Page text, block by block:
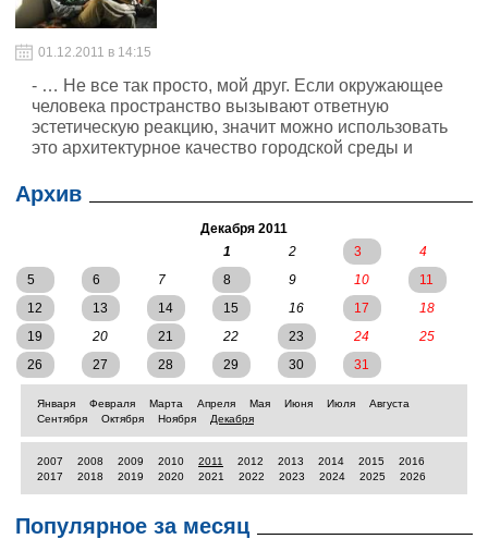
01.12.2011 в 14:15
- … Не все так просто, мой друг. Если окружающее
человека пространство вызывают ответную
эстетическую реакцию, значит можно использовать
это архитектурное качество городской среды и
настоящем...
Архив
Декабря 2011
1
2 3
4
5
6 7 8 9 10
11
12
13 14 15 16 17
18
19
20 21 22 23 24
25
26
27 28 29 30 31
Января Февраля Марта Апреля Мая Июня Июля
Августа
Сентября
Октября Ноября Декабря
2007 2008 2009 2010 2011 2012 2013 2014 2015
2016
2017
2018 2019 2020 2021 2022 2023 2024 2025 2026
Популярное за месяц